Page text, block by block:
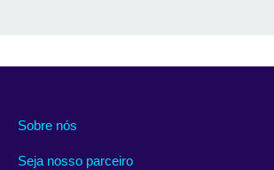
Sobre nós
Seja nosso parceiro